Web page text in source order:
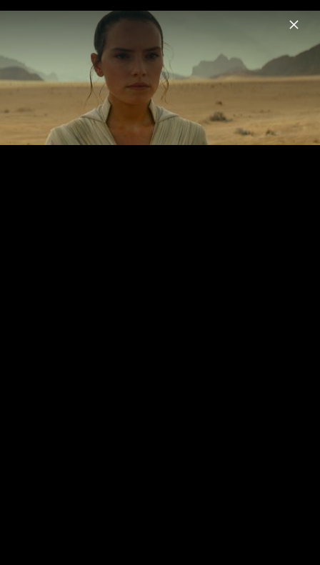
Menu
Star Wars – Soundtrack
News Musik Videos Fotos